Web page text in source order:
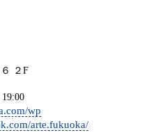
２F
wp
arte.fukuoka/